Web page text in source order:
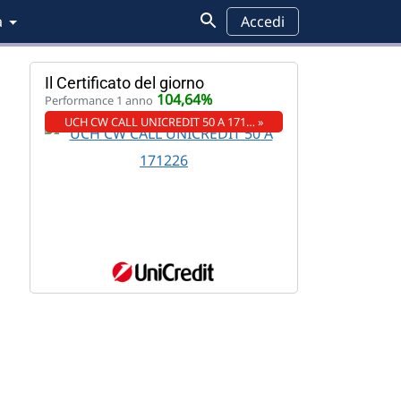
Accedi
Il Certificato del giorno
Performance 1 anno 104,64%
UCH CW CALL UNICREDIT 50 A 171… »